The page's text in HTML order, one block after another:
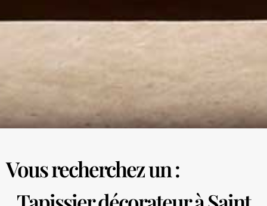
Vous recherchez un :